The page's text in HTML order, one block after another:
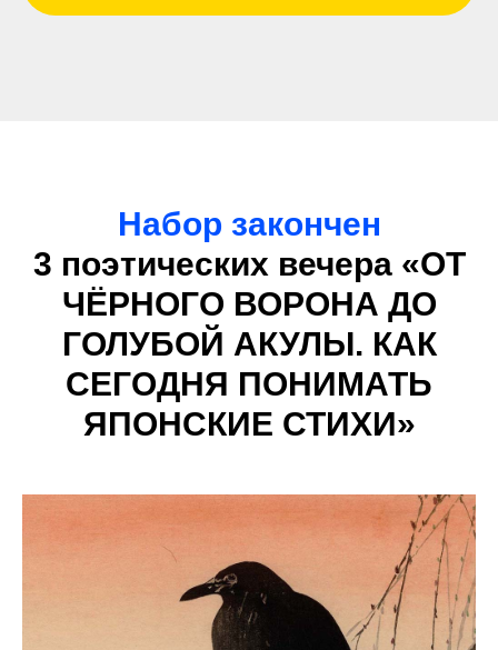
Набор закончен
3 поэтических вечера«ОТ
ЧЁРНОГО ВОРОНА ДО
ГОЛУБОЙ АКУЛЫ. КАК
СЕГОДНЯ ПОНИМАТЬ
ЯПОНСКИЕ СТИХИ»